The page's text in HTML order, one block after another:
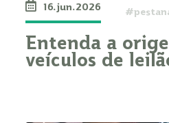
16.jun.2026
Entenda a
veículos de